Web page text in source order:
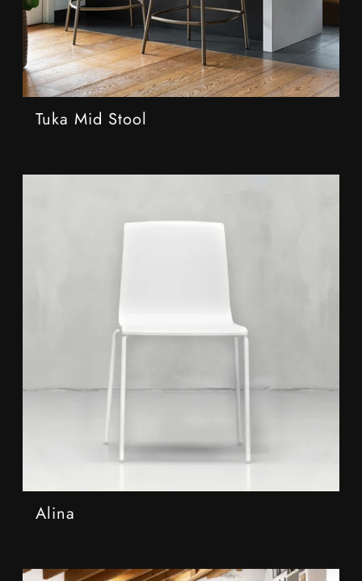
Tuka Mid Stool
Alina